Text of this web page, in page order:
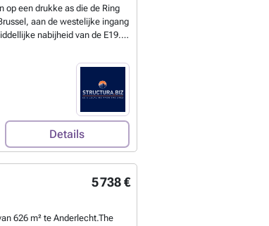
op een drukke as die de Ring
aan de westelijke ingang
nabijheid van de E19.
Archief beschikbaar: 60
Details
5 738 €
626 m² te Anderlecht.The